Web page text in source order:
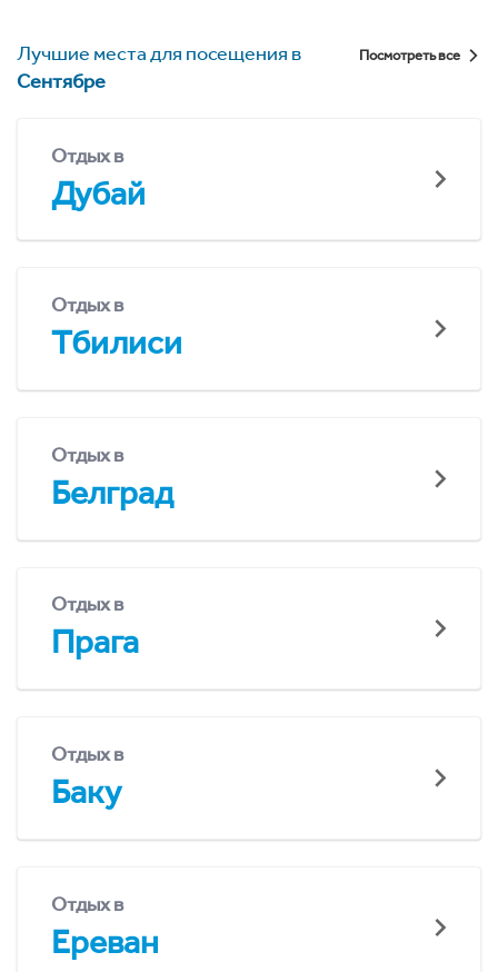
Лучшие места для посещения в
Сентябре
Посмотреть все
Отдых в
Дубай
Отдых в
Тбилиси
Отдых в
Белград
Отдых в
Прага
Отдых в
Баку
Отдых в
Ереван